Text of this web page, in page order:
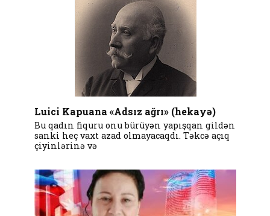
Luici Kapuana «Adsız ağrı» (hekayə)
Bu qadın fiquru onu bürüyən yapışqan gildən
sanki heç vaxt azad olmayacaqdı. Təkcə açıq
çiyinlərinə və